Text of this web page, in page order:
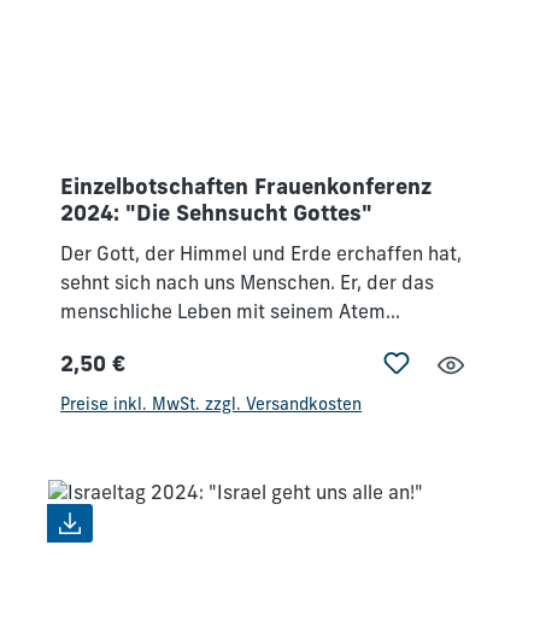
Einzelbotschaften Frauenkonferenz
2024: "Die Sehnsucht Gottes"
Der Gott, der Himmel und Erde erchaffen hat,
sehnt sich nach uns Menschen. Er, der das
menschliche Leben mit seinem Atem
durch sein Wort zu verändern, sagt:"Ich selbst
werde in meinem Heiligtum unter euch wohnen
und ihr sollt mein Volk sein." (3.Mo 26, 11-12 -
Hfa). Gottes Herz schlägt für uns Menschen.In
den Tagen der Konferenz wollen wir das Leben
Regulärer Preis:
2,50 €
Preise inkl. MwSt. zzgl. Versandkosten